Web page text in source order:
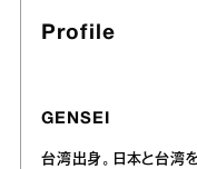
Profile
GENSEI
台湾出身。日本と台湾